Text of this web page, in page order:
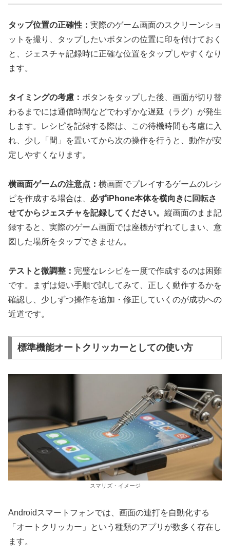
タップ位置の正確性： 実際のゲーム画面のスクリーンショ
ットを撮り、タップしたいボタンの位置に印を付けておく
と、ジェスチャ記録時に正確な位置をタップしやすくなり
ます。
タイミングの考慮： ボタンをタップした後、画面が切り替
わるまでには通信時間などでわずかな遅延（ラグ）が発生
します。レシピを記録する際は、この待機時間も考慮に入
れ、少し「間」を置いてから次の操作を行うと、動作が安
定しやすくなります。
横画面ゲームの注意点： 横画面でプレイするゲームのレシ
ピを作成する場合は、 必ずiPhone本体を横向きに回転さ
せてからジェスチャを記録してください。 縦画面のまま記
録すると、実際のゲーム画面では座標がずれてしまい、意
図した場所をタップできません。
テストと微調整： 完璧なレシピを一度で作成するのは困難
です。まずは短い手順で試してみて、正しく動作するかを
確認し、少しずつ操作を追加・修正していくのが成功への
近道です。
標準機能オートクリッカーとしての使い方
スマリズ・イメージ
Androidスマートフォンでは、画面の連打を自動化する
「オートクリッカー」という種類のアプリが数多く存在し
ます。